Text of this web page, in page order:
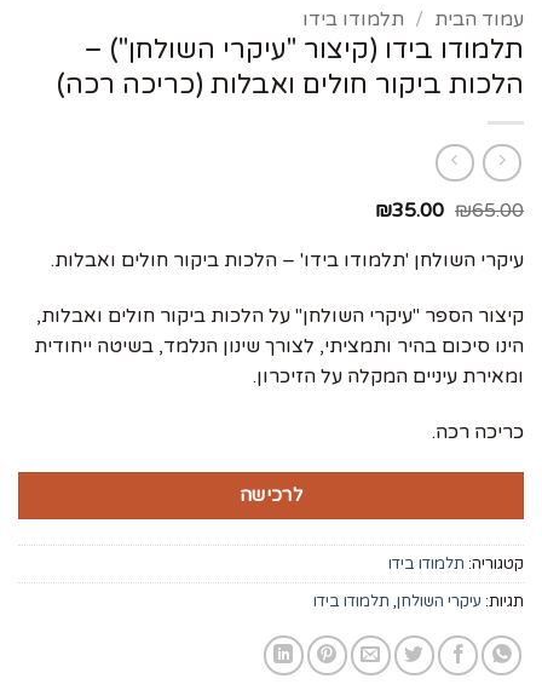
עמוד הבית / תלמודו בידו
תלמודו בידו (קיצור "עיקרי השולחן") –
הלכות ביקור חולים ואבלות (כריכה רכה)
₪65.00
המחיר
היה:
₪65.00.
₪35.00
המחיר
₪35.00.
עיקרי השולחן 'תלמודו בידו' – הלכות ביקור חולים ואבלות.
קיצור הספר "עיקרי השולחן" על הלכות ביקור חולים ואבלות,
הינו סיכום בהיר ותמציתי, לצורך שינון הנלמד, בשיטה ייחודית
ומאירת עיניים המקלה על הזיכרון.
כריכה רכה.
לרכישה
קטגוריה: תלמודו בידו
תגיות: עיקרי השולחן, תלמודו בידו